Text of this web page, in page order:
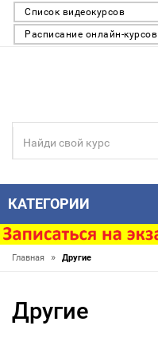
Список видеокурсов
Расписание онлайн-курсов
КАТЕГОРИИ
Главная » Другие
Другие